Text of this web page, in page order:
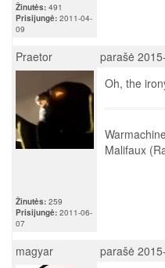
Žinutės: 491
Prisijungė: 2011-04-
09
Praetor parašė
Žinutės: 259
Prisijungė: 2011-06-
07
Oh, the
Malifaux
magyar parašė